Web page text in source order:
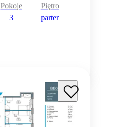
Pokoje
3
Piętro
parter